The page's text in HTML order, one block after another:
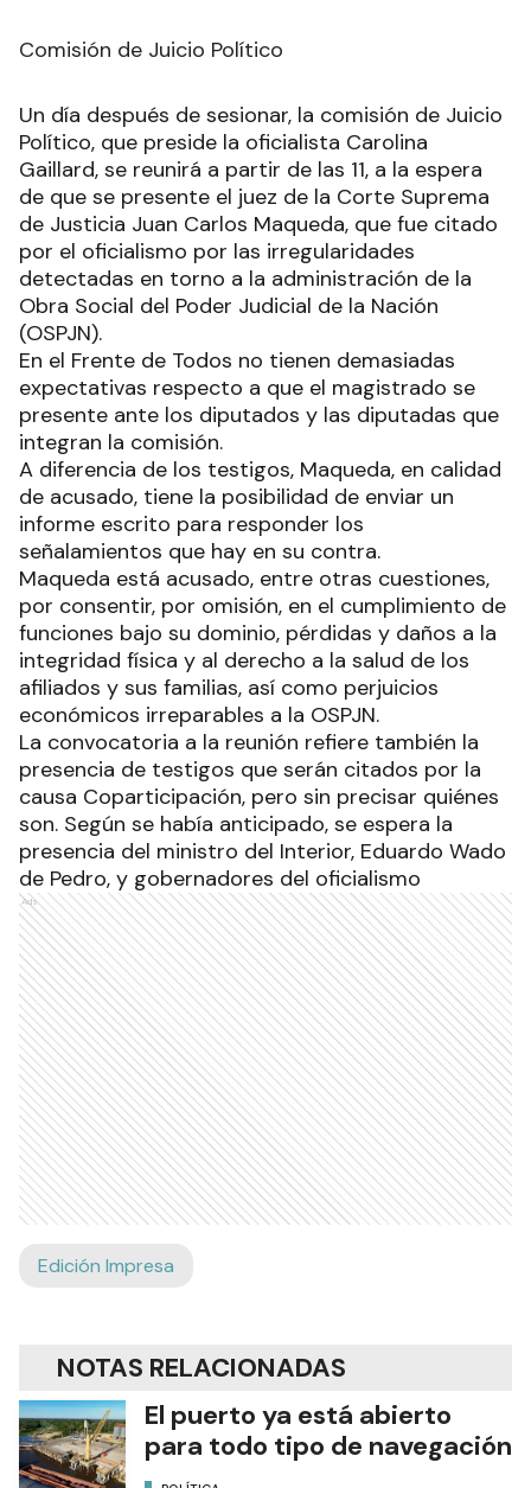
Comisión de Juicio Político
Un día después de sesionar, la comisión de Juicio
Político, que preside la oficialista Carolina
Gaillard, se reunirá a partir de las 11, a la espera
de que se presente el juez de la Corte Suprema
de Justicia Juan Carlos Maqueda, que fue citado
por el oficialismo por las irregularidades
detectadas en torno a la administración de la
Obra Social del Poder Judicial de la Nación
(OSPJN).
En el Frente de Todos no tienen demasiadas
expectativas respecto a que el magistrado se
presente ante los diputados y las diputadas que
integran la comisión.
A diferencia de los testigos, Maqueda, en calidad
de acusado, tiene la posibilidad de enviar un
informe escrito para responder los
señalamientos que hay en su contra.
Maqueda está acusado, entre otras cuestiones,
por consentir, por omisión, en el cumplimiento de
funciones bajo su dominio, pérdidas y daños a la
integridad física y al derecho a la salud de los
afiliados y sus familias, así como perjuicios
económicos irreparables a la OSPJN.
La convocatoria a la reunión refiere también la
presencia de testigos que serán citados por la
causa Coparticipación, pero sin precisar quiénes
son. Según se había anticipado, se espera la
presencia del ministro del Interior, Eduardo Wado
de Pedro, y gobernadores del oficialismo
Ads
Edición Impresa
NOTAS RELACIONADAS
El puerto ya está abierto
para todo tipo de navegación